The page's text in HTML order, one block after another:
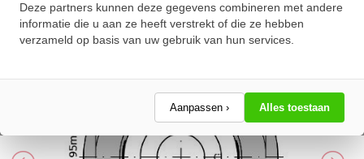
Deze partners kunnen deze gegevens combineren met andere
informatie die u aan ze heeft verstrekt of die ze hebben
verzameld op basis van uw gebruik van hun services.
Aanpassen › Alles toestaan